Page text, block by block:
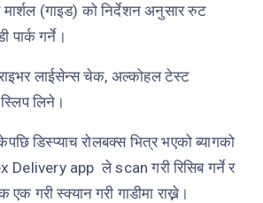
(गाइड) को निर्देशन अनुसार रुट
पार्क गर्ने।
लाईसेन्स चेक, अल्कोहल टेस्ट
लिने।
डिस्प्याच रोलबक्स भित्र भएको ब्यागको
Delivery app लेscanगरी रिसिब गर्ने र
गरी स्क्यान गरी गाडीमा राख्ने।